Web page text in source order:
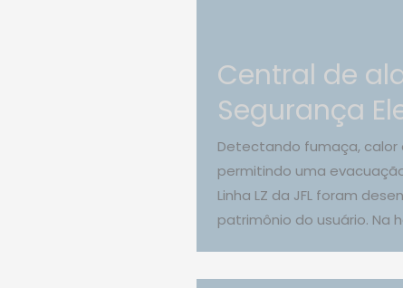
Central de
Segurança
Detectando fumaça, calor
permitindo uma
Linha LZ da JFL foram
patrimônio do usuário. Na